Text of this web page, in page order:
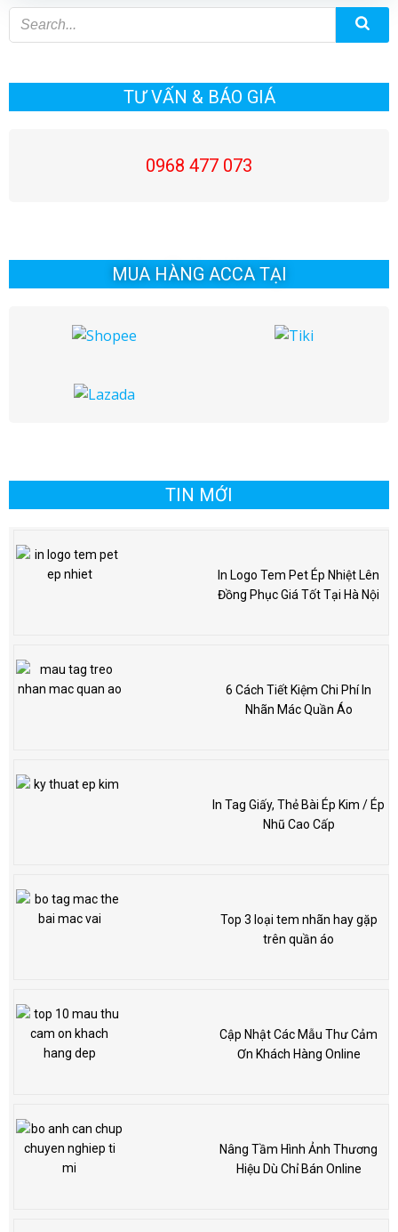
hướng
viết
hướng
viết
TƯ VẤN & BÁO GIÁ
0968 477 073
MUA HÀNG ACCA TẠI
TIN MỚI
In Logo Tem Pet Ép Nhiệt Lên
Đồng Phục Giá Tốt Tại Hà Nội
6 Cách Tiết Kiệm Chi Phí In
Nhãn Mác Quần Áo
In Tag Giấy, Thẻ Bài Ép Kim / Ép
Nhũ Cao Cấp
Top 3 loại tem nhãn hay gặp
trên quần áo
Cập Nhật Các Mẫu Thư Cảm
Ơn Khách Hàng Online
Nâng Tầm Hình Ảnh Thương
Hiệu Dù Chỉ Bán Online